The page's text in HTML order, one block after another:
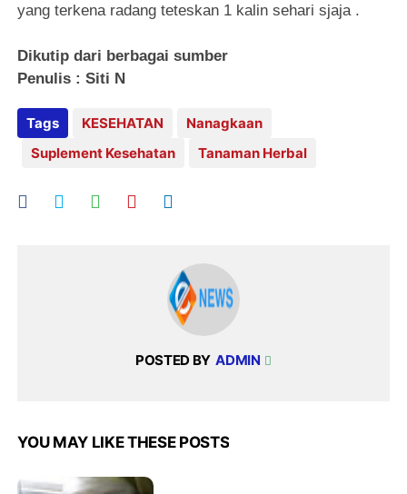
yang terkena radang teteskan 1 kalin sehari sjaja .
Dikutip dari berbagai sumber
Penulis : Siti N
Tags KESEHATAN
Nanagkaan
Suplement Kesehatan
Tanaman Herbal
POSTED BY ADMIN
YOU MAY LIKE THESE POSTS